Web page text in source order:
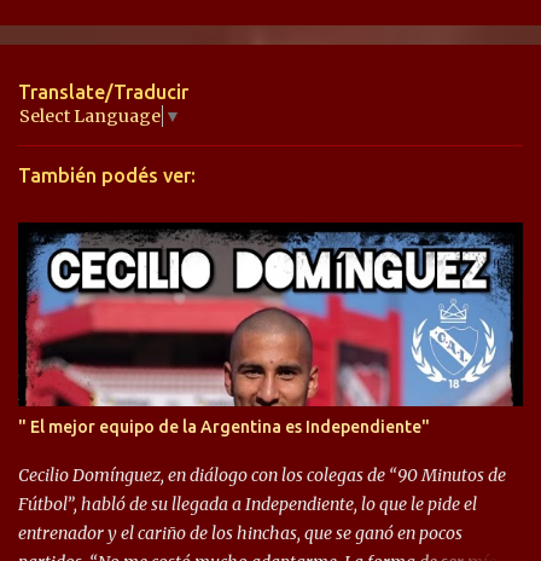
n
a
r
i
s
Translate/Traducir
Select Language ▼
También podés ver:
" El mejor equipo de la Argentina es Independiente"
Cecilio Domínguez, en diálogo con los colegas de “90 Minutos de
Fútbol”, habló de su llegada a Independiente, lo que le pide el
entrenador y el cariño de los hinchas, que se ganó en pocos